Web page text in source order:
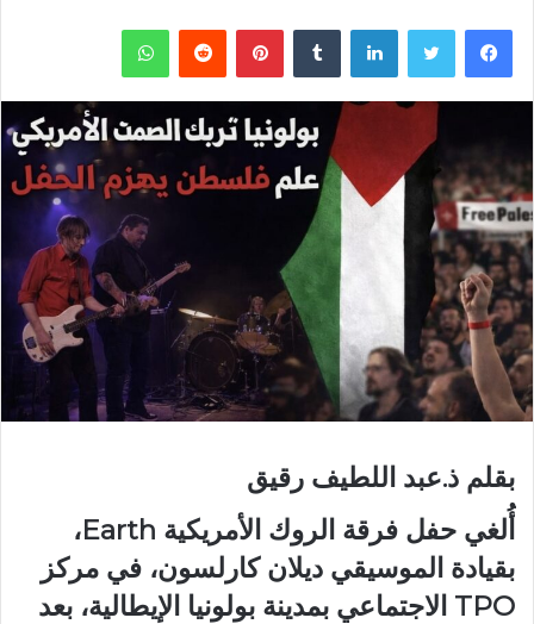
فيسبوك لينكدإن بينتيريست
بقلم ذ.عبد اللطيف رقيق
أُلغي حفل فرقة الروك الأمريكية Earth،
بقيادة الموسيقي ديلان كارلسون، في مركز
TPO الاجتماعي بمدينة بولونيا الإيطالية، بعد